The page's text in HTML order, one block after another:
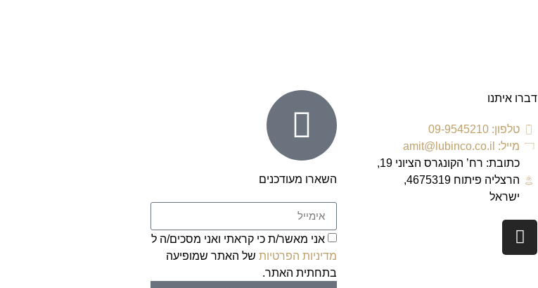
דברו איתנו
טלפון: 09-9545210
מייל: amit@lubinco.co.il
כתובת: רח’ הקונגרס הציוני 19,
הרצליה פיתוח 4675319,
ישראל
השארו מעודכנים
אני מאשר/ת כי קראתי ואני מסכים/ה ל
מדיניות הפרטיות של האתר שמופיעה
בתחתית האתר.